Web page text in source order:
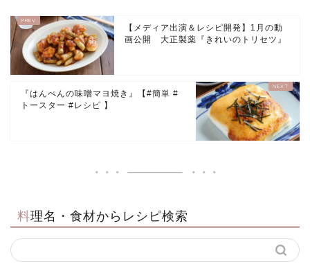
【メディア出演＆レシピ開発】1月の動
画公開 大正製薬『きれいのトリセツ』
『はんぺんの味噌マヨ焼き』【#簡単 #
トースター #レシピ 】
料理名・食材からレシピ検索